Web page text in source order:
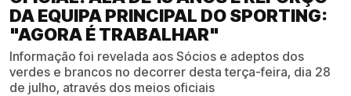
DA EQUIPA PRINCIPAL DO SPORTING:
"AGORA É TRABALHAR"
Informação foi revelada aos Sócios e adeptos dos
verdes e brancos no decorrer desta terça-feira, dia 28
de julho, através dos meios oficiais